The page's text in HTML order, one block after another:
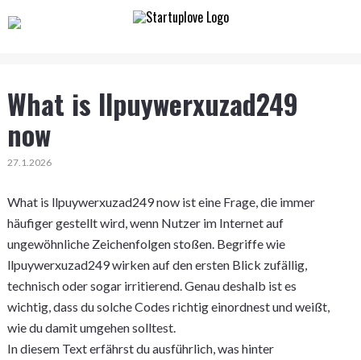
What is llpuywerxuzad249
now
27.1.2026
What is llpuywerxuzad249 now ist eine Frage, die immer
häufiger gestellt wird, wenn Nutzer im Internet auf
ungewöhnliche Zeichenfolgen stoßen. Begriffe wie
llpuywerxuzad249 wirken auf den ersten Blick zufällig,
technisch oder sogar irritierend. Genau deshalb ist es
wichtig, dass du solche Codes richtig einordnest und weißt,
wie du damit umgehen solltest.
In diesem Text erfährst du ausführlich, was hinter